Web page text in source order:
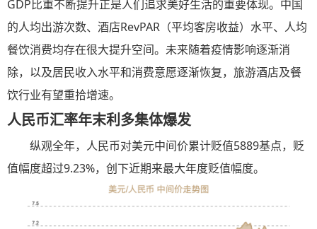
GDP比重不断提升正是人们追求美好生活的重要体现。中国
的人均出游次数、酒店RevPAR（平均客房收益）水平、人均
餐饮消费均存在很大提升空间。未来随着疫情影响逐渐消
除，以及居民收入水平和消费意愿逐渐恢复，旅游酒店及餐
饮行业有望重拾增速。
人民币汇率年末利多集体爆发
纵观全年，人民币对美元中间价累计贬值5889基点，贬
值幅度超过9.23%，创下近期来最大年度贬值幅度。